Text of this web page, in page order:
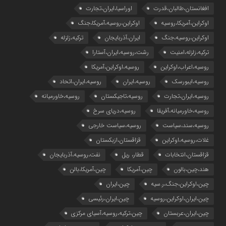
افغانستان،طالبان،قدرت
اوراسیا،ایران،تجارت
اوکراین،آمریکا،روسیه
اوکراین،روسیه،آمریکا،جنگ
اوکراین،روسیه،جنگ
ایران،آذربایجان
ترکیه،زلزله
ترکیه،زلزله،امنیت
رشت،روسیه،ایران،آستارا
روسیه،اعراب،اوکراین
روسیه،اوکراین،آمریکا
روسیه،ایبورسک
روسیه،ایران
روسیه،ایران،اتحاد
روسیه،ایران،تجارت
روسیه،تاجیکستان
روسیه،خاورمیانه
روسیه،خاورمیانه،آفریقا
روسیه،دریای سرخ
روسیه،سند،سیاست
روسیه،سیاست خارجی
غلات،روسیه،اوکراین
قزاقستان،ازبکستان
قزاقستان،انتخابات
قطار، ریل
نفت،روسیه،آذربایجان
هند،چین،بالون
چین،آمریکا
چین،آمریکا،بالن
چین،اوکراین،جنگ،ر.سیه
چین،ایران
چین،ایران،اوکراین،روسیه
چین،ایران،رئیسی
چین،ایران،عربستان
چین،ترکیه،روسیه،آسیای مرکزی